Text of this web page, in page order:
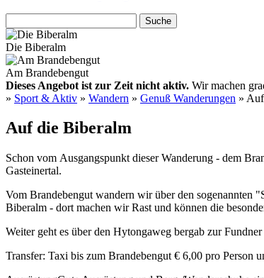
Die Biberalm
Am Brandebengut
Dieses Angebot ist zur Zeit nicht aktiv. Wir machen
» Sport & Aktiv » Wandern » Genuß Wanderungen »
Auf die Biberalm
Schon vom Ausgangspunkt dieser Wanderung - dem
Gasteinertal.
Vom Brandebengut wandern wir über den sogenannten
Biberalm - dort machen wir Rast und können die
Weiter geht es über den Hytongaweg bergab zur
Transfer: Taxi bis zum Brandebengut € 6,00 pro Person